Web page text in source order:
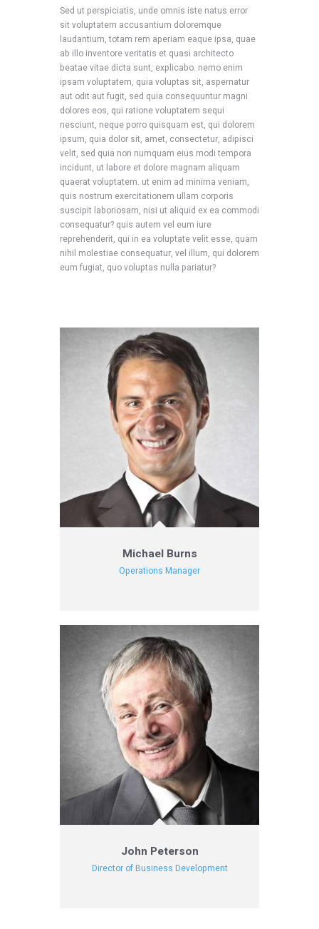
Sed ut perspiciatis, unde omnis iste natus error
sit voluptatem accusantium doloremque
laudantium, totam rem aperiam eaque ipsa, quae
ab illo inventore veritatis et quasi architecto
beatae vitae dicta sunt, explicabo. nemo enim
ipsam voluptatem, quia voluptas sit, aspernatur
aut odit aut fugit, sed quia consequuntur magni
dolores eos, qui ratione voluptatem sequi
nesciunt, neque porro quisquam est, qui dolorem
ipsum, quia dolor sit, amet, consectetur, adipisci
velit, sed quia non numquam eius modi tempora
incidunt, ut labore et dolore magnam aliquam
quaerat voluptatem. ut enim ad minima veniam,
quis nostrum exercitationem ullam corporis
suscipit laboriosam, nisi ut aliquid ex ea commodi
consequatur? quis autem vel eum iure
reprehenderit, qui in ea voluptate velit esse, quam
nihil molestiae consequatur, vel illum, qui dolorem
eum fugiat, quo voluptas nulla pariatur?
Michael Burns
Operations Manager
John Peterson
Director of Business Development